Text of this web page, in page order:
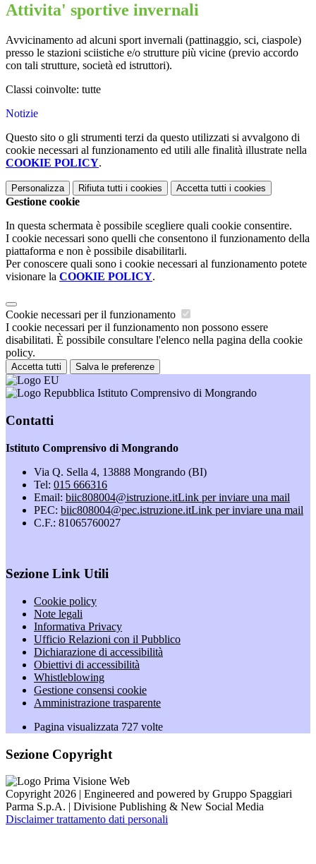
Attivita' sportive invernali
Avvicinamento ad alcuni sport invernali (pattinaggio, sci, ciaspole)
presso le stazioni sciistiche e/o strutture più vicine (previo accordo
con tali strutture, società ed istruttori).
Classi coinvolte: tutte
Notizie
Questo sito o gli strumenti terzi da questo utilizzati si avvalgono di
cookie necessari al funzionamento ed utili alle finalità illustrate nella
COOKIE POLICY.
Personalizza Rifiuta tutti i cookies Accetta tutti i cookies
Gestione cookie
In questa schermata è possibile scegliere quali cookie consentire.
I cookie necessari sono quelli che consentono il funzionamento della
piattaforma e non è possibile disabilitarli.
Per conoscere quali sono i cookie necessari al funzionamento potete
visionare la COOKIE POLICY.
Cookie necessari per il funzionamento
I cookie necessari per il funzionamento non possono essere
disabilitati. È possibile consultare l'elenco nella pagina della cookie
policy.
Accetta tutti Salva le preferenze
Istituto Comprensivo di Mongrando
Contatti
Istituto Comprensivo di Mongrando
Via Q. Sella 4, 13888 Mongrando (BI)
Tel: 015 666316
Email: biic808004@istruzione.itLink per inviare una mail
PEC: biic808004@pec.istruzione.itLink per inviare una mail
C.F.: 81065760027
Sezione Link Utili
Cookie policy
Note legali
Informativa Privacy
Ufficio Relazioni con il Pubblico
Dichiarazione di accessibilità
Obiettivi di accessibilità
Whistleblowing
Gestione consensi cookie
Amministrazione trasparente
Pagina visualizzata 727 volte
Sezione Copyright
Copyright 2026 | Engineered and powered by Gruppo Spaggiari
Parma S.p.A. | Divisione Publishing & New Social Media
Disclaimer trattamento dati personali